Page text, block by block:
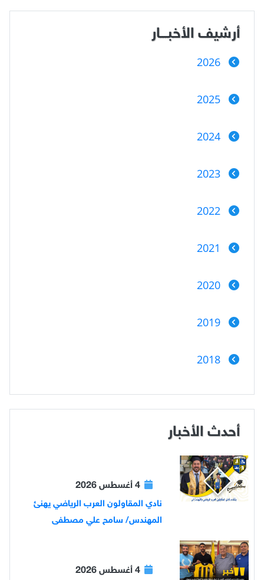
أرشيف الأخبـــار
2026
2025
2024
2023
2022
2021
2020
2019
2018
أحدث الأخبار
نادي المقاولون العرب الرياضي يهنئ
المهندس/ سامح علي مصطفى